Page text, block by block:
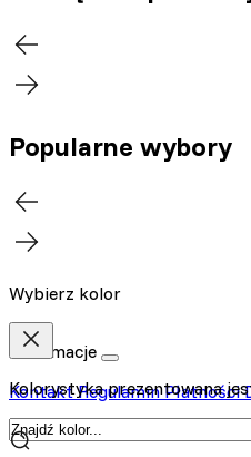
Popularne wybory
Wybierz kolor
Kolorystyka prezentowana
Informacje
KontaktRegulaminPłatności
Kontakt